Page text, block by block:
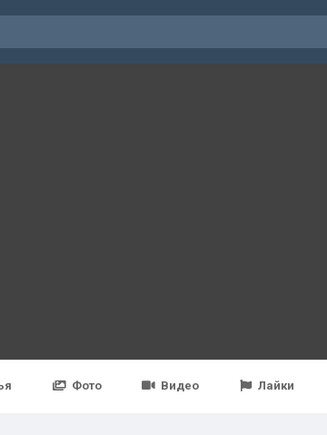
Фото Видео Лайки